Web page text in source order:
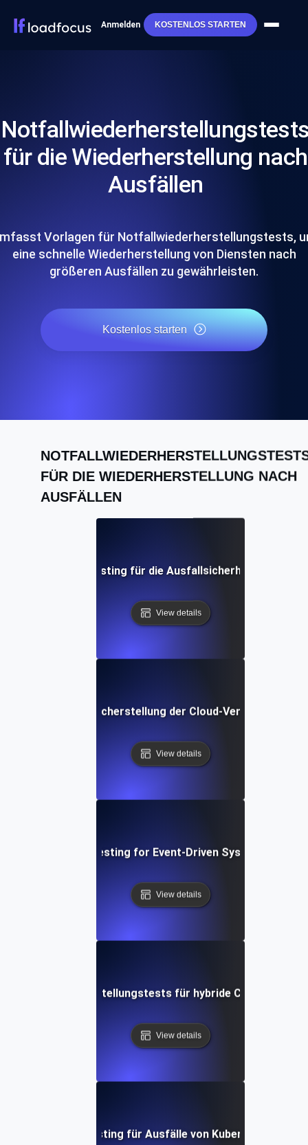
Anmelden KOSTENLOS STARTEN
für die Wiederherstellung nach
Ausfällen
Vorlagen für Notfallwiederherstellungstests,
eine schnelle Wiederherstellung von Diensten nach
größeren Ausfällen zu gewährleisten.
Kostenlos starten
FÜR DIE WIEDERHERSTELLUNG NACH
AUSFÄLLEN
Recovery Testing für die Ausfallsicherheit des API-
View details
Testing zur Sicherstellung der Cloud-Verfügbarkeit
View details
Recovery Testing for Event-Driven Systems During
View details
für hybride Cloud-
View details
Recovery Testing für Ausfälle von Kubernetes-